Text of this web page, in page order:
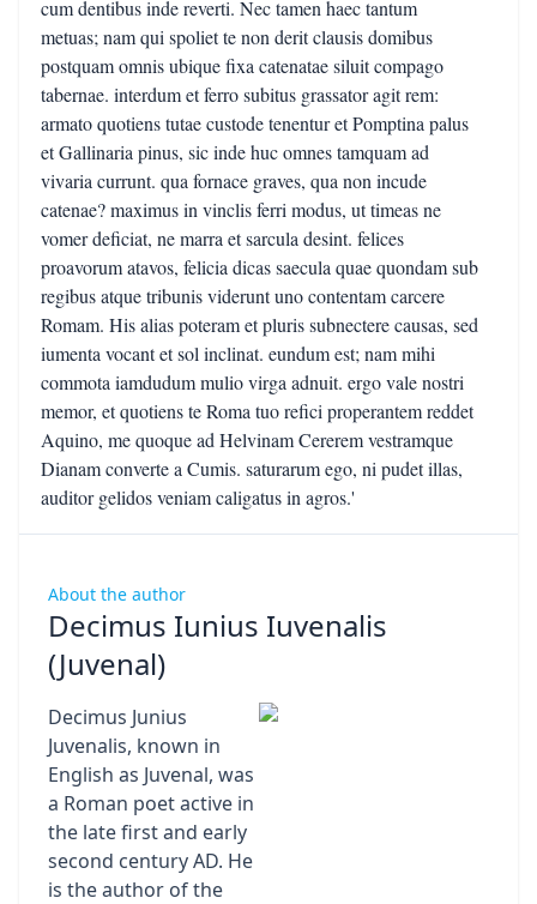
About the author
Decimus Iunius Iuvenalis
(Juvenal)
Decimus Junius
Juvenalis, known in
English as Juvenal, was
a Roman poet active in
the late first and early
second century AD. He
is the author of the